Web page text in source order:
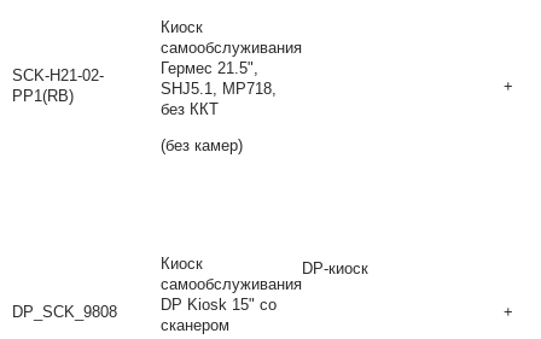
SCK-H21-02-
PP1(RB)
Киоск
самообслуживания
Гермес 21.5",
SHJ5.1, MP718,
без ККТ
(без камер)
+
DP_SCK_9808
Киоск
самообслуживания
DP Kiosk 15" со
сканером
DP-киоск
+